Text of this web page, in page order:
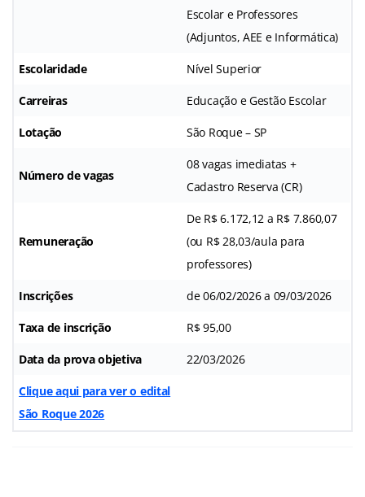
Escolar e Professores
(Adjuntos, AEE e Informática)
Escolaridade Nível Superior
Carreiras Educação e Gestão Escolar
Lotação São Roque – SP
Número de vagas
08 vagas imediatas +
Cadastro Reserva (CR)
Remuneração
De R$ 6.172,12 a R$ 7.860,07
(ou R$ 28,03/aula para
professores)
Inscrições de 06/02/2026 a 09/03/2026
Taxa de inscrição R$ 95,00
Data da prova objetiva 22/03/2026
Clique aqui para ver o edital
São Roque 2026